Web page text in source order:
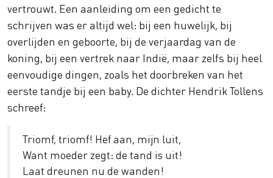
vertrouwt. Een aanleiding om een gedicht te
schrijven was er altijd wel: bij een huwelijk, bij
overlijden en geboorte, bij de verjaardag van de
koning, bij een vertrek naar Indië, maar zelfs bij heel
eenvoudige dingen, zoals het doorbreken van het
eerste tandje bij een baby. De dichter Hendrik Tollens
schreef:
Triomf, triomf! Hef aan, mijn luit,
Want moeder zegt: de tand is uit!
Laat dreunen nu de wanden!